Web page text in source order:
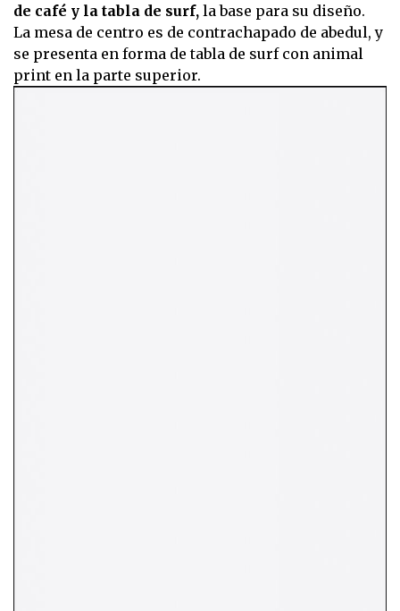
de café y la tabla de surf, la base para su diseño.
La mesa de centro es de contrachapado de abedul, y
se presenta en forma de tabla de surf con animal
print en la parte superior.